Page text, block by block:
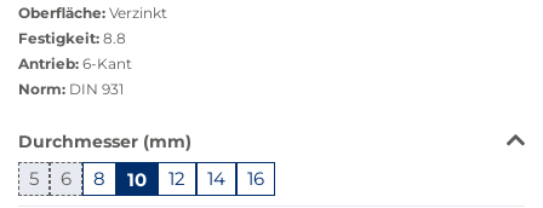
Oberfläche: Verzinkt
Festigkeit: 8.8
Antrieb: 6-Kant
Norm: DIN 931
Das
ist
Durchmesser (mm)
5 6 8 10 12 14 16